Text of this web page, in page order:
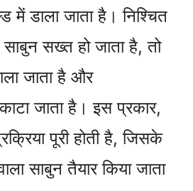
में डाला जाता है। निश्चित
सख्त हो जाता है, तो
जाता है और
जाता है। इस प्रकार,
पूरी होती है, जिसके
साबुन तैयार किया जाता